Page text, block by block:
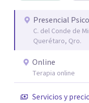
Presencial
C. del Conde de
Querétaro, Qro.
Online
Terapia online
Servicios y